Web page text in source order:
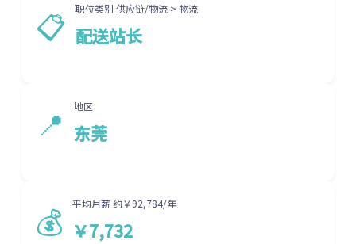
📋 职位类别 供应链/物流 > 物流
配送站长
📍 地区
东莞
💰 平均月薪 约￥92,784/年
￥7,732